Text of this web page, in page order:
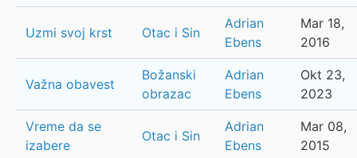
Uzmi svoj krst Otac i Sin
Adrian
Ebens
Mar 18,
2016
Važna obavest
Božanski
obrazac
Adrian
Ebens
Okt 23,
2023
Vreme da se
izabere
Otac i Sin
Adrian
Ebens
Mar 08,
2015